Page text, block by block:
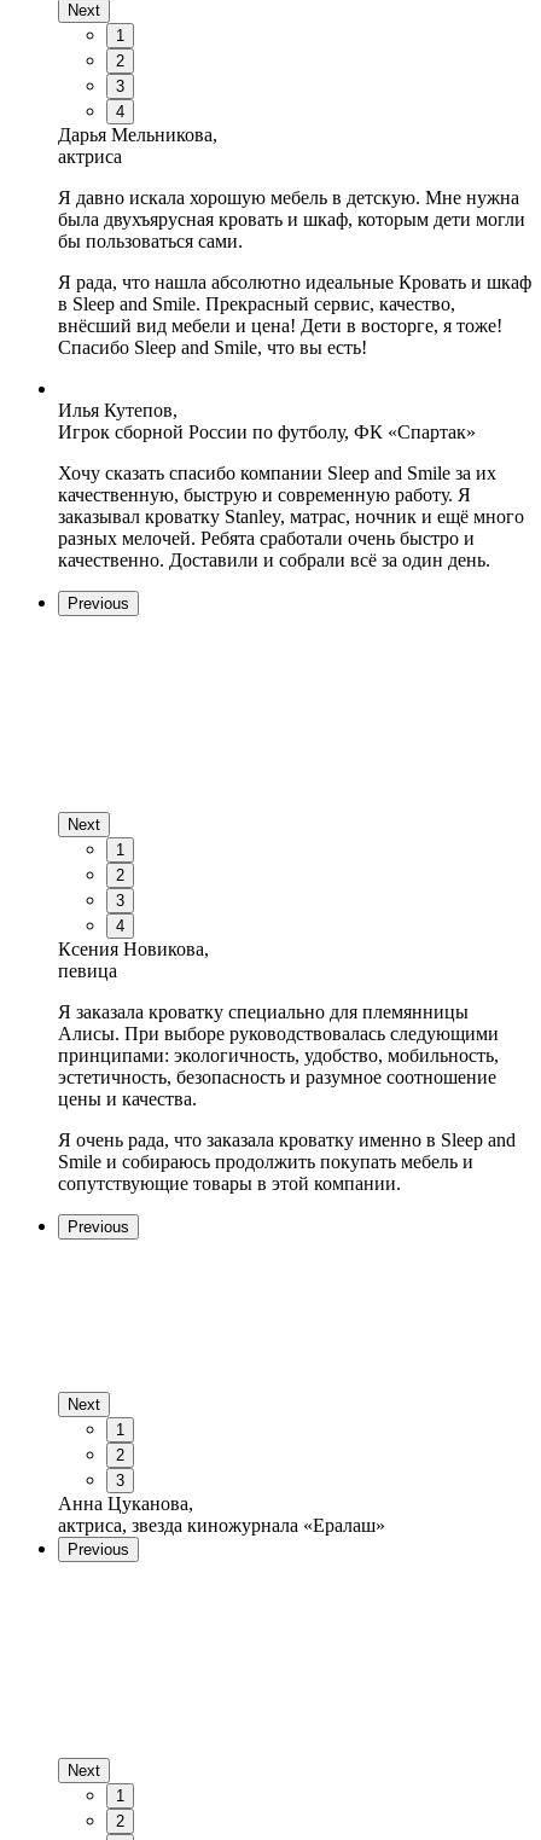
Next
1
2
3
4
Дарья Мельникова,
актриса
Я давно искала хорошую мебель в детскую. Мне нужна
была двухъярусная кровать и шкаф, которым дети могли
бы пользоваться сами.
Я рада, что нашла абсолютно идеальные Кровать и шкаф
в Sleep and Smile. Прекрасный сервис, качество,
внёсший вид мебели и цена! Дети в восторге, я тоже!
Спасибо Sleep and Smile, что вы есть!
Илья Кутепов,
Игрок сборной России по футболу, ФК «Спартак»
Хочу сказать спасибо компании Sleep and Smile за их
качественную, быструю и современную работу. Я
заказывал кроватку Stanley, матрас, ночник и ещё много
разных мелочей. Ребята сработали очень быстро и
качественно. Доставили и собрали всё за один день.
Previous
Next
1
2
3
4
Ксения Новикова,
певица
Я заказала кроватку специально для племянницы
Алисы. При выборе руководствовалась следующими
принципами: экологичность, удобство, мобильность,
эстетичность, безопасность и разумное соотношение
цены и качества.
Я очень рада, что заказала кроватку именно в Sleep and
Smile и собираюсь продолжить покупать мебель и
сопутствующие товары в этой компании.
Previous
Next
1
2
3
Анна Цуканова,
актриса, звезда киножурнала «Ералаш»
Previous
Next
1
2